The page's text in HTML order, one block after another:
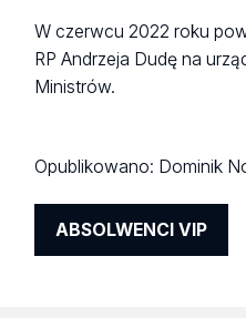
W czerwcu 2022 roku
RP Andrzeja Dudę na
Ministrów.
Opublikowano: Dominik
ABSOLWENCI VIP